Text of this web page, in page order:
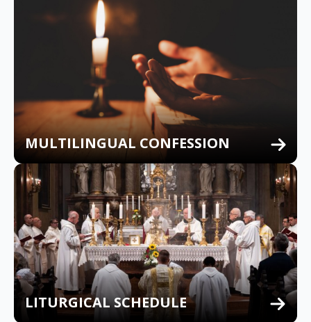
MULTILINGUAL CONFESSION
LITURGICAL SCHEDULE